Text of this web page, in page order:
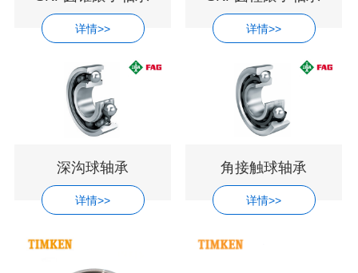
详情>> 详情>>
深沟球轴承
详情>>
角接触球轴承
详情>>